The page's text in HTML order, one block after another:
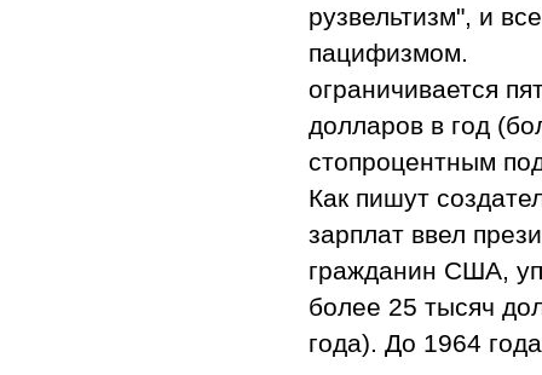
рузвельтизм", и
пацифизмом.
ограничивается
долларов в год
стопроцентным
Как пишут
зарплат ввел
гражданин США,
более 25 тысяч
года). До 1964